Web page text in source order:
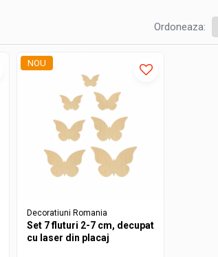
Ordoneaza:
NOU
Decoratiuni Romania
Set 7 fluturi 2-7 cm, decupat
cu laser din placaj